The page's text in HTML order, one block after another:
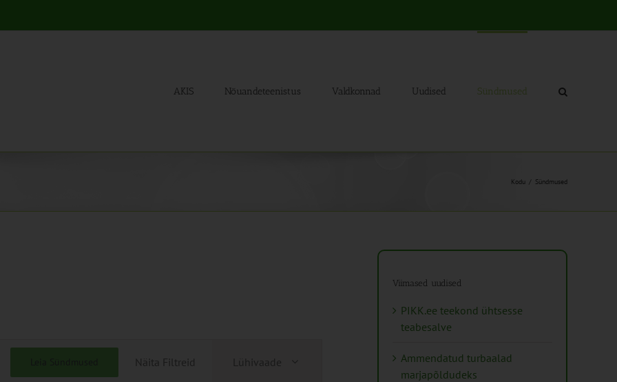
AKIS Nõuandeteenistus Valdkonnad Uudised Sündmused
Kodu Sündmused
Näita Filtreid
Views
Lühivaade
Viimased uudised
PIKK.ee teekond ühtsesse
teabesalve
Ammendatud turbaalad
marjapõldudeks